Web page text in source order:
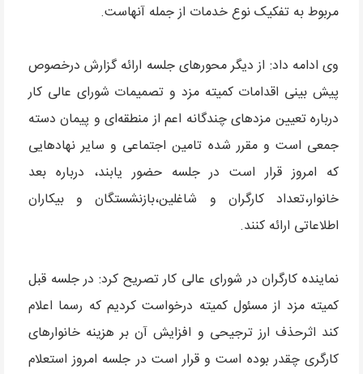
مربوط به تفکیک نوع خدمات از جمله آنهاست.
وی ادامه داد: از دیگر محورهای جلسه ارائه گزارش درخصوص
پیش بینی اقدامات کمیته مزد و تصمیمات شورای عالی کار
درباره تعیین مزدهای چندگانه اعم از منطقه‌ای و پیمان دسته
جمعی است و مقرر شده تامین اجتماعی و سایر نهادهایی
که امروز قرار است در جلسه حضور یابند، درباره بعد
خانوار،تعداد کارگران و شاغلین،بازنشستگان و بیکاران
اطلاعاتی ارائه کنند.
نماینده کارگران در شورای عالی کار تصریح کرد: در جلسه قبل
کمیته مزد از مسئول کمیته درخواست کردیم که رسما اعلام
کند اثرحذف ارز ترجیحی و افزایش آن بر هزینه خانوارهای
کارگری چقدر بوده است و قرار است در جلسه امروز استعلام